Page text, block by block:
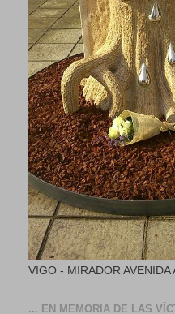
VIGO - MIRADOR AVENIDA
... EN MEMORIA DE LAS